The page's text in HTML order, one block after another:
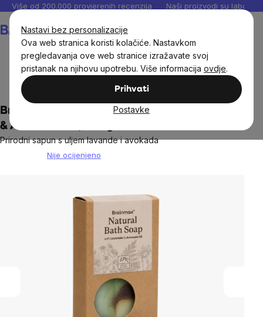
Nastavi bez personalizacije
Ova web stranica koristi kolačiće. Nastavkom
pregledavanja ove web stranice izražavate svoj
pristanak na njihovu upotrebu. Više informacija ovdje.
Prihvati
Postavke
Preskoči
sadržaj
Više od 200.000 provjerenih recenzija Naši proizvodi su
Njega tijela
BrainMax Natural Soap Bar with Lavender
& Avocado Oil, 100 g
Prirodni sapun s uljem lavande i avokada
Nije ocijenjeno